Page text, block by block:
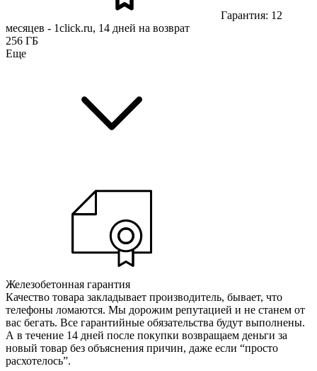
Гарантия: 12
месяцев - 1click.ru, 14 дней на возврат
256 ГБ
Еще
Железобетонная гарантия
Качество товара закладывает производитель, бывает, что
телефоны ломаются. Мы дорожим репутацией и не станем от
вас бегать. Все гарантийные обязательства будут выполнены.
А в течение 14 дней после покупки возвращаем деньги за
новый товар без объяснения причин, даже если “просто
расхотелось”.